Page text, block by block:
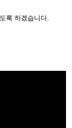
록 하겠습니다.